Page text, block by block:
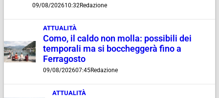
09/08/202610:32Redazione
ATTUALITÀ
Como, il caldo non molla: possibili dei
temporali ma si boccheggerà fino a
Ferragosto
09/08/202607:45Redazione
ATTUALITÀ